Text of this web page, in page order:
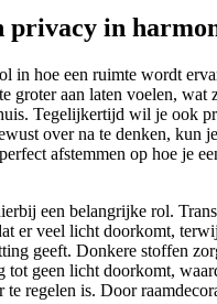
privacy in
in hoe een ruimte wordt
groter aan laten voelen, wat
Tegelijkertijd wil je ook
over na te denken, kun
afstemmen op hoe je
een belangrijke rol.
er veel licht doorkomt,
geeft. Donkere stoffen
tot geen licht doorkomt,
regelen is. Door